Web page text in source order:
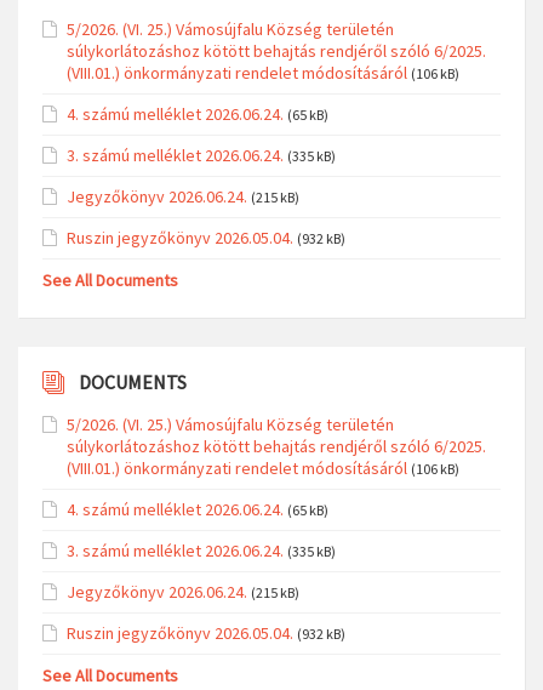
5/2026. (VI. 25.) Vámosújfalu Község területén
súlykorlátozáshoz kötött behajtás rendjéről szóló 6/2025.
(VIII.01.) önkormányzati rendelet módosításáról (106 kB)
4. számú melléklet 2026.06.24. (65 kB)
3. számú melléklet 2026.06.24. (335 kB)
Jegyzőkönyv 2026.06.24. (215 kB)
Ruszin jegyzőkönyv 2026.05.04. (932 kB)
See All Documents
DOCUMENTS
5/2026. (VI. 25.) Vámosújfalu Község területén
súlykorlátozáshoz kötött behajtás rendjéről szóló 6/2025.
(VIII.01.) önkormányzati rendelet módosításáról (106 kB)
4. számú melléklet 2026.06.24. (65 kB)
3. számú melléklet 2026.06.24. (335 kB)
Jegyzőkönyv 2026.06.24. (215 kB)
Ruszin jegyzőkönyv 2026.05.04. (932 kB)
See All Documents